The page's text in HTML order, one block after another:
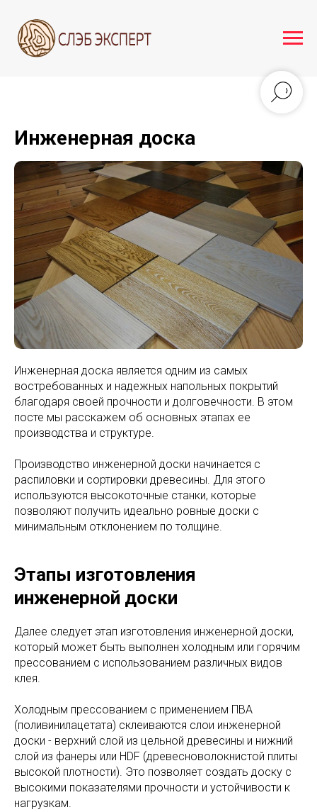
Инженерная доска
Инженерная доска является одним из самых
востребованных и надежных напольных покрытий
благодаря своей прочности и долговечности. В этом
посте мы расскажем об основных этапах ее
производства и структуре.
Производство инженерной доски начинается с
распиловки и сортировки древесины. Для этого
используются высокоточные станки, которые
позволяют получить идеально ровные доски с
минимальным отклонением по толщине.
Этапы изготовления
инженерной доски
Далее следует этап изготовления инженерной доски,
который может быть выполнен холодным или горячим
прессованием с использованием различных видов
клея.
Холодным прессованием с применением ПВА
(поливинилацетата) склеиваются слои инженерной
доски - верхний слой из цельной древесины и нижний
слой из фанеры или HDF (древесноволокнистой плиты
высокой плотности). Это позволяет создать доску с
высокими показателями прочности и устойчивости к
нагрузкам.